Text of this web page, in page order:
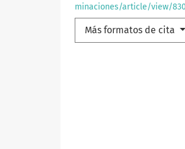
minaciones/article/view/
Más formatos de cita